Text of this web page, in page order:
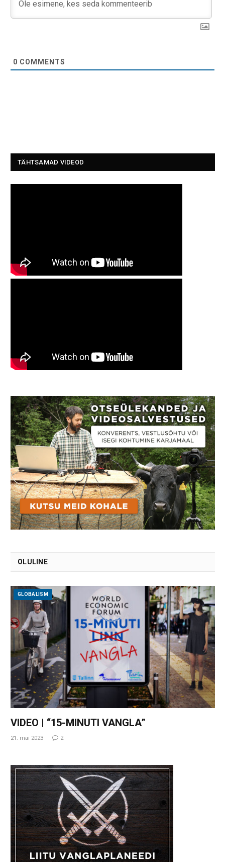
0 COMMENTS
TÄHTSAMAD VIDEOD
OLULINE
GLOBALISM
VIDEO | “15-MINUTI VANGLA”
21. mai 2023 2